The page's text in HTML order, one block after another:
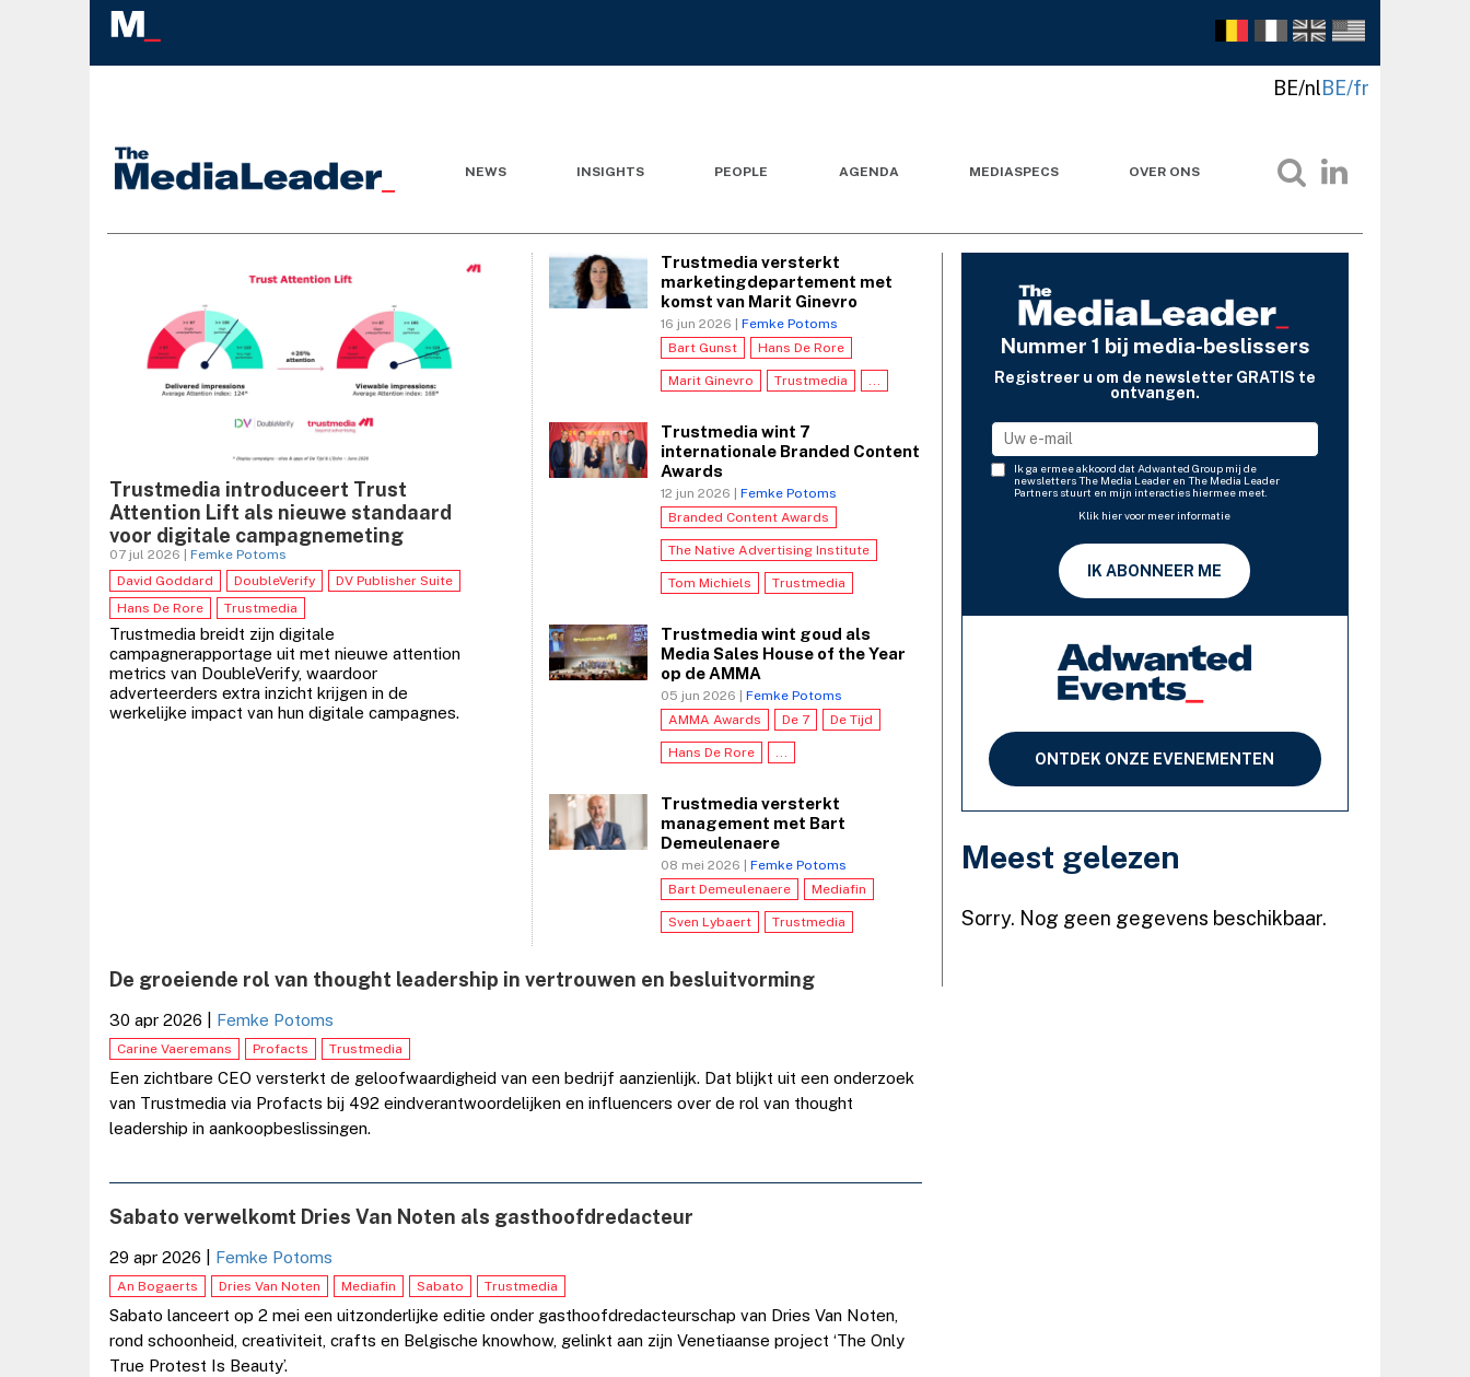
BE/nlBE/fr
NEWS INSIGHTS PEOPLE AGENDA MEDIASPECS OVER ONS
Trustmedia introduceert Trust
Attention Lift als nieuwe standaard
voor digitale campagnemeting
07 jul 2026 | Femke Potoms
David Goddard
DoubleVerify
DV Publisher Suite
Hans De Rore
Trustmedia
Trustmedia breidt zijn digitale
campagnerapportage uit met nieuwe attention
metrics van DoubleVerify, waardoor
adverteerders extra inzicht krijgen in de
werkelijke impact van hun digitale campagnes.
Trustmedia versterkt
marketingdepartement met
komst van Marit Ginevro
16 jun 2026 | Femke Potoms
Bart Gunst
Hans De Rore
Marit Ginevro Trustmedia ...
Trustmedia wint 7
internationale Branded Content
Awards
12 jun 2026 | Femke Potoms
Branded Content Awards
The Native Advertising Institute
Tom Michiels Trustmedia
Trustmedia wint goud als
Media Sales House of the Year
op de AMMA
05 jun 2026 | Femke Potoms
AMMA Awards
De 7 De Tijd
Hans De Rore ...
Trustmedia versterkt
management met Bart
Demeulenaere
08 mei 2026 | Femke Potoms
Bart Demeulenaere
Mediafin
Sven Lybaert Trustmedia
De groeiende rol van thought leadership in vertrouwen en besluitvorming
30 apr 2026 Femke Potoms
Carine Vaeremans Profacts Trustmedia
Een zichtbare CEO versterkt de geloofwaardigheid van een bedrijf aanzienlijk. Dat blijkt uit een onderzoek
van Trustmedia via Profacts bij 492 eindverantwoordelijken en influencers over de rol van thought
leadership in aankoopbeslissingen.
Sabato verwelkomt Dries Van Noten als gasthoofdredacteur
29 apr 2026 Femke Potoms
An Bogaerts Dries Van Noten Mediafin Sabato Trustmedia
Sabato lanceert op 2 mei een uitzonderlijke editie onder gasthoofdredacteurschap van Dries Van Noten,
rond schoonheid, creativiteit, crafts en Belgische knowhow, gelinkt aan zijn Venetiaanse project ‘The Only
True Protest Is Beauty’.
Nummer 1 bij media-beslissers
Registreer u om de newsletter GRATIS te
ontvangen.
Ik ga ermee akkoord dat Adwanted Group mij de
newsletters The Media Leader en The Media Leader
Partners stuurt en mijn interacties hiermee meet.
Klik hier voor meer informatie
IK ABONNEER ME
ONTDEK ONZE EVENEMENTEN
Meest gelezen
Sorry. Nog geen gegevens beschikbaar.